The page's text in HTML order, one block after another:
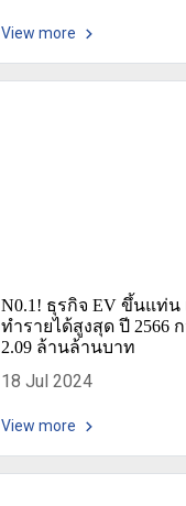
View more
N0.1! ธุรกิจ EV ขึ้นแท่น
ทำรายได้สูงสุด ปี 2566
2.09 ล้านล้านบาท
18 Jul 2024
View more